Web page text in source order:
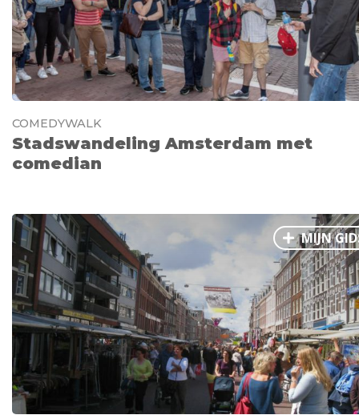
COMEDYWALK
Stadswandeling Amsterdam met
comedian
MIJN